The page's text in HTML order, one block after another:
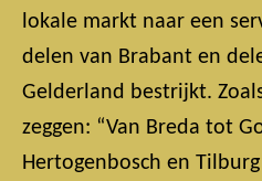
lokale markt naar een
delen van Brabant en
Gelderland bestrijkt.
zeggen: “Van Breda tot
Hertogenbosch en